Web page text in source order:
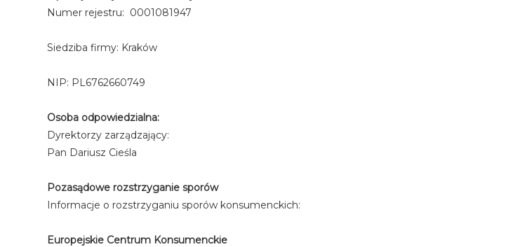
Numer rejestru: 0001081947
Siedziba firmy: Kraków
NIP: PL6762660749
Osoba odpowiedzialna:
Dyrektorzy zarządzający:
Pan Dariusz Cieśla
Pozasądowe rozstrzyganie sporów
Informacje o rozstrzyganiu sporów konsumenckich:
Europejskie Centrum Konsumenckie